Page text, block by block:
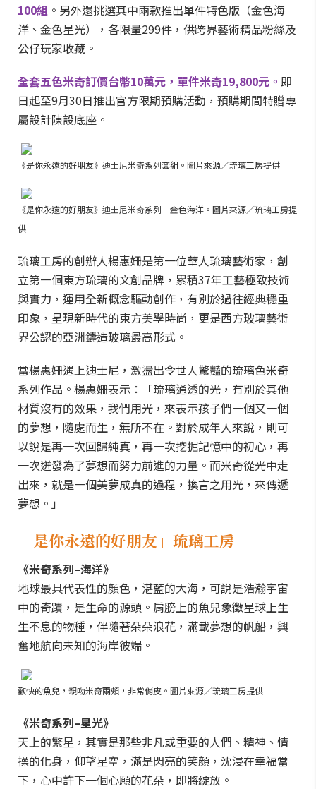
100組 。另外還挑選其中兩款推出單件特色版（金色海
洋、金色星光），各限量299件，供跨界藝術精品粉絲及
公仔玩家收藏。
全套五色米奇訂價台幣10萬元，單件米奇19,800元。 即
日起至9月30日推出官方限期預購活動，預購期間特贈專
屬設計陳設底座。
《是你永遠的好朋友》迪士尼米奇系列套組。圖片來源／琉璃工房提供
《是你永遠的好朋友》迪士尼米奇系列─金色海洋。圖片來源／琉璃工房提
供
琉璃工房的創辦人楊惠姍是第一位華人琉璃藝術家，創
立第一個東方琉璃的文創品牌，累積37年工藝極致技術
與實力，運用全新概念驅動創作，有別於過往經典穩重
印象，呈現新時代的東方美學時尚，更是西方玻璃藝術
界公認的亞洲鑄造玻璃最高形式。
當楊惠姍遇上迪士尼，激盪出令世人驚豔的琉璃色米奇
系列作品。楊惠姍表示：「琉璃通透的光，有別於其他
材質沒有的效果，我們用光，來表示孩子們一個又一個
的夢想，隨處而生，無所不在。對於成年人來說，則可
以說是再一次回歸純真，再一次挖掘記憶中的初心，再
一次迸發為了夢想而努力前進的力量。而米奇從光中走
出來，就是一個美夢成真的過程，換言之用光，來傳遞
夢想。」
「是你永遠的好朋友」琉璃工房
《米奇系列–海洋》
地球最具代表性的顏色，湛藍的大海，可說是浩瀚宇宙
中的奇蹟，是生命的源頭。肩膀上的魚兒象徵星球上生
生不息的物種，伴隨著朵朵浪花，滿載夢想的帆船，興
奮地航向未知的海岸彼端。
歡快的魚兒，親吻米奇兩頰，非常俏皮。圖片來源／琉璃工房提供
《米奇系列–星光》
天上的繁星，其實是那些非凡或重要的人們、精神、情
操的化身，仰望星空，滿是閃亮的笑顏，沈浸在幸福當
下，心中許下一個心願的花朵，即將綻放。